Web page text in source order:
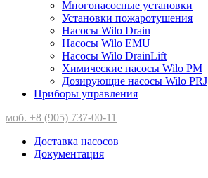
Многонасосные установки
Установки пожаротушения
Насосы Wilo Drain
Насосы Wilo EMU
Насосы Wilo DrainLift
Химические насосы Wilo PM
Дозирующие насосы Wilo PRJ
Приборы управления
моб. +8 (905) 737-00-11
Доставка насосов
Документация